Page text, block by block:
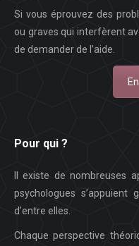
Si vous éprouvez des
ou graves qui interfèrent
de demander de l’aide.
Pour qui ?
Il existe de nombreuses
psychologues s’appuient
d’entre elles.
Chaque perspective